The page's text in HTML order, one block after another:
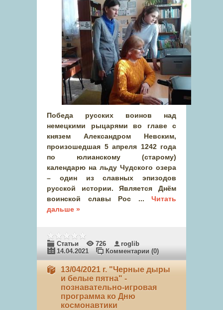
Победа русских воинов над
немецкими рыцарями во главе с
князем Александром Невским,
произошедшая 5 апреля 1242 года
по юлианскому (старому)
календарю на льду Чудского озера
– один из славных эпизодов
русской истории. Является Днём
воинской славы Рос ... Читать
дальше »
Статьи 726
roglib
14.04.2021
Комментарии (0)
13/04/2021 г. "Черные дыры
и белые пятна" -
познавательно-игровая
программа ко Дню
космонавтики